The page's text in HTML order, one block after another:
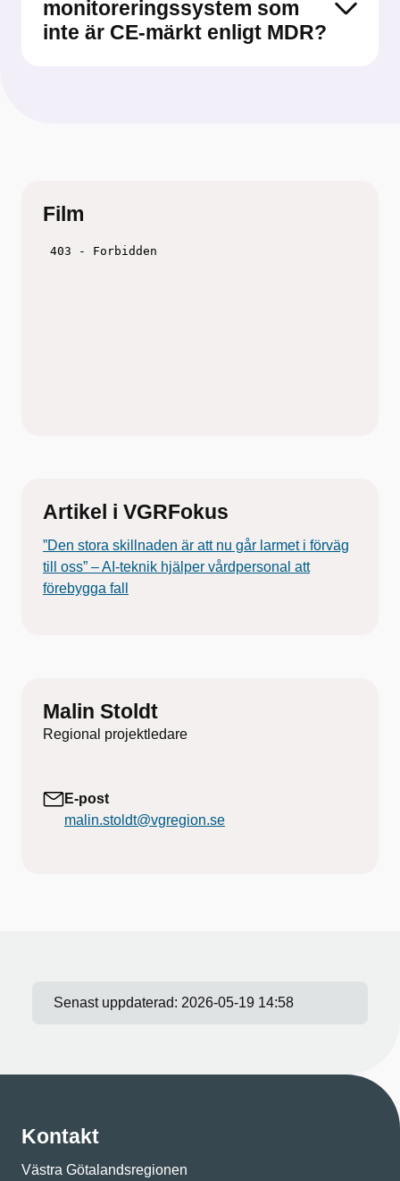
monitoreringssystem som
inte är CE-märkt enligt MDR?
Film
Artikel i VGRFokus
”Den stora skillnaden är att nu går larmet i förväg
till oss” – AI-teknik hjälper vårdpersonal att
förebygga fall
Malin Stoldt
Regional projektledare
E-post
malin.stoldt@vgregion.se
Senast uppdaterad: 2026-05-19 14:58
Kontakt
Västra Götalandsregionen